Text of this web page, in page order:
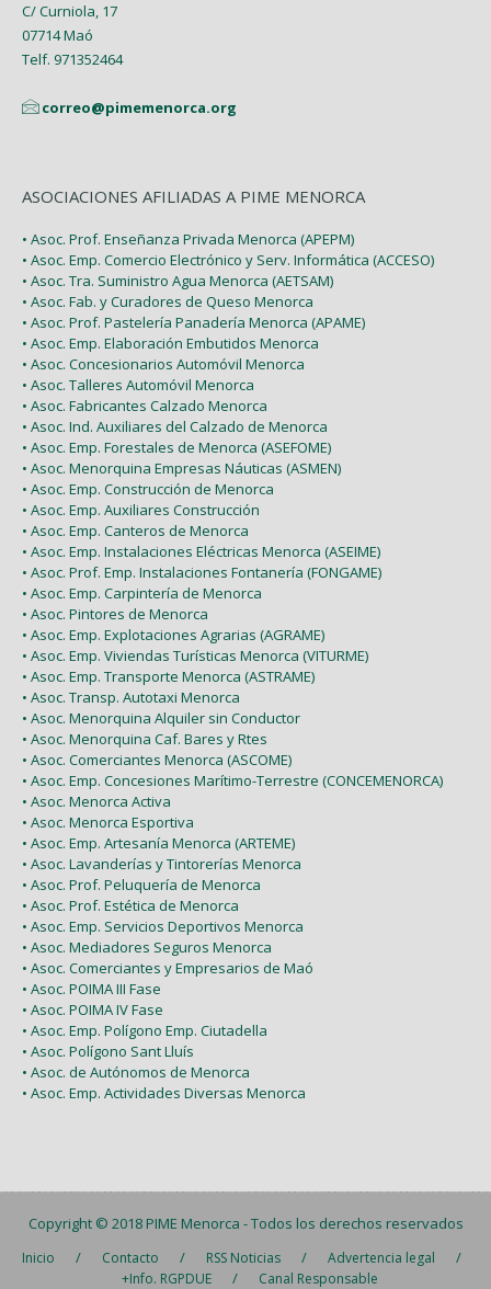
C/ Curniola, 17
07714 Maó
Telf. 971352464
correo@pimemenorca.org
ASOCIACIONES AFILIADAS A PIME MENORCA
• Asoc. Prof. Enseñanza Privada Menorca (APEPM)
• Asoc. Emp. Comercio Electrónico y Serv. Informática (ACCESO)
• Asoc. Tra. Suministro Agua Menorca (AETSAM)
• Asoc. Fab. y Curadores de Queso Menorca
• Asoc. Prof. Pastelería Panadería Menorca (APAME)
• Asoc. Emp. Elaboración Embutidos Menorca
• Asoc. Concesionarios Automóvil Menorca
• Asoc. Talleres Automóvil Menorca
• Asoc. Fabricantes Calzado Menorca
• Asoc. Ind. Auxiliares del Calzado de Menorca
• Asoc. Emp. Forestales de Menorca (ASEFOME)
• Asoc. Menorquina Empresas Náuticas (ASMEN)
• Asoc. Emp. Construcción de Menorca
• Asoc. Emp. Auxiliares Construcción
• Asoc. Emp. Canteros de Menorca
• Asoc. Emp. Instalaciones Eléctricas Menorca (ASEIME)
• Asoc. Prof. Emp. Instalaciones Fontanería (FONGAME)
• Asoc. Emp. Carpintería de Menorca
• Asoc. Pintores de Menorca
• Asoc. Emp. Explotaciones Agrarias (AGRAME)
• Asoc. Emp. Viviendas Turísticas Menorca (VITURME)
• Asoc. Emp. Transporte Menorca (ASTRAME)
• Asoc. Transp. Autotaxi Menorca
• Asoc. Menorquina Alquiler sin Conductor
• Asoc. Menorquina Caf. Bares y Rtes
• Asoc. Comerciantes Menorca (ASCOME)
• Asoc. Emp. Concesiones Marítimo-Terrestre (CONCEMENORCA)
• Asoc. Menorca Activa
• Asoc. Menorca Esportiva
• Asoc. Emp. Artesanía Menorca (ARTEME)
• Asoc. Lavanderías y Tintorerías Menorca
• Asoc. Prof. Peluquería de Menorca
• Asoc. Prof. Estética de Menorca
• Asoc. Emp. Servicios Deportivos Menorca
• Asoc. Mediadores Seguros Menorca
• Asoc. Comerciantes y Empresarios de Maó
• Asoc. POIMA III Fase
• Asoc. POIMA IV Fase
• Asoc. Emp. Polígono Emp. Ciutadella
• Asoc. Polígono Sant Lluís
• Asoc. de Autónomos de Menorca
• Asoc. Emp. Actividades Diversas Menorca
Copyright © 2018PIME Menorca - Todos los derechos reservados
Inicio / Contacto / RSS Noticias / Advertencia legal /
+Info. RGPDUE / Canal Responsable